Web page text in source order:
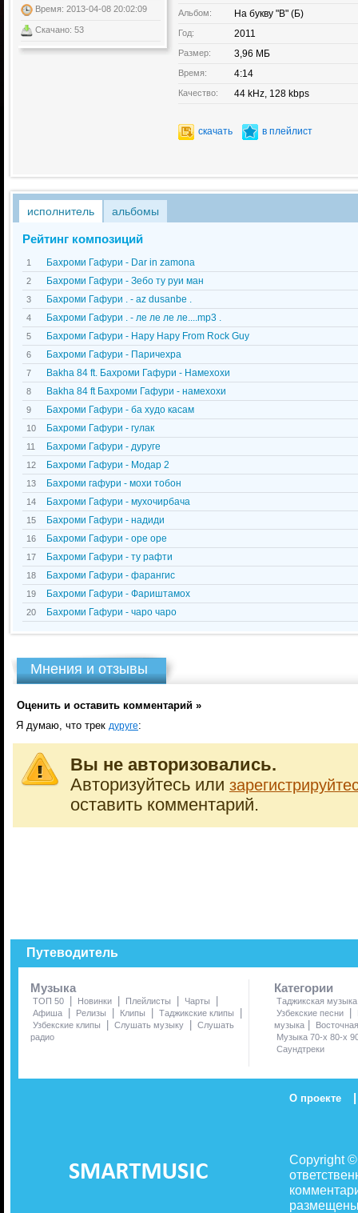
Время: 2013-04-08 20:02:09
Скачано: 53
Альбом: На букву "B" (Б)
Год: 2011
Размер: 3,96 МБ
Время: 4:14
Качество: 44 kHz, 128 kbps
скачать в плейлист
исполнитель альбомы
Рейтинг композиций
1 Бахроми Гафури - Dar in zamona
2 Бахроми Гафури - Зебо ту руи ман
3 Бахроми Гафури . - az dusanbe .
4 Бахроми Гафури . - ле ле ле ле....mp3 .
5 Бахроми Гафури - Нару Нару From Rock Guy
6 Бахроми Гафури - Паричехра
7 Bakha 84 ft. Бахроми Гафури - Намехохи
8 Bakha 84 ft Бахроми Гафури - намехохи
9 Бахроми Гафури - ба худо касам
10 Бахроми Гафури - гулак
11 Бахроми Гафури - дуруге
12 Бахроми Гафури - Модар 2
13 Бахроми гафури - мохи тобон
14 Бахроми Гафури - мухочирбача
15 Бахроми Гафури - надиди
16 Бахроми Гафури - оре оре
17 Бахроми Гафури - ту рафти
18 Бахроми Гафури - фарангис
19 Бахроми Гафури - Фариштамох
20 Бахроми Гафури - чаро чаро
Мнения и отзывы
Оценить и оставить комментарий »
Я думаю, что трек дуруге:
Вы не авторизовались.
Авторизуйтесь или
оставить комментарий.
Путеводитель
Музыка
ТОП 50 | Новинки | Плейлисты | Чарты |
Афиша | Релизы | Клипы | Таджикские клипы |
Узбекские клипы | Слушать музыку | Слушать
радио
Категории
Таджикская музыка
Узбекские песни
|
музыка |
Музыка 70-х 80-х
Саундтреки
О проекте |
Copyright
размещены